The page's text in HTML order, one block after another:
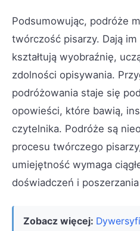
Podsumowując, podróże
twórczość pisarzy. Dają im
kształtują wyobraźnię,
zdolności opisywania.
podróżowania staje się
opowieści, które bawią,
czytelnika. Podróże są
procesu twórczego
umiejętność wymaga
doświadczeń i
Zobacz więcej: